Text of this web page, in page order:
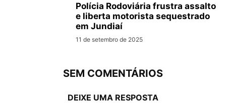
Polícia Rodoviária frustra assalto
e liberta motorista sequestrado
em Jundiaí
11 de setembro de 2025
SEM COMENTÁRIOS
DEIXE UMA RESPOSTA